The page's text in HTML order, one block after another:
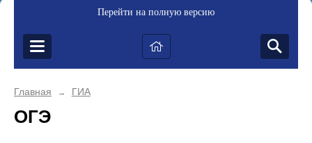
Перейти на полную версию
Главная → ГИА
ОГЭ